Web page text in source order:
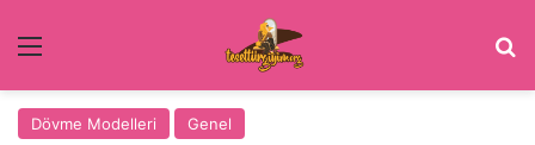
Menü
Dövme Modelleri Genel